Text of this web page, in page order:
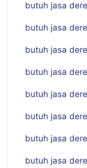
butuh jasa
butuh jasa
butuh jasa
butuh jasa
butuh jasa
butuh jasa
butuh jasa
butuh jasa